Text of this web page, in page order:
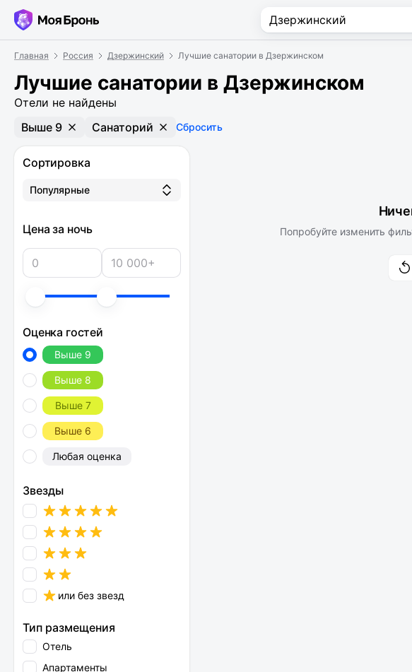
Главная Россия Дзержинский Лучшие санатории в Дзержинском
Лучшие санатории в Дзержинском
Отели не найдены
Выше 9 Санаторий Сбросить
Сортировка
Популярные
Цена за ночь
Оценка гостей
Выше 9
Выше 8
Выше 7
Выше 6
Любая оценка
Звезды
или без звезд
Тип размещения
Отель
Апартаменты
Попробуйте изменить